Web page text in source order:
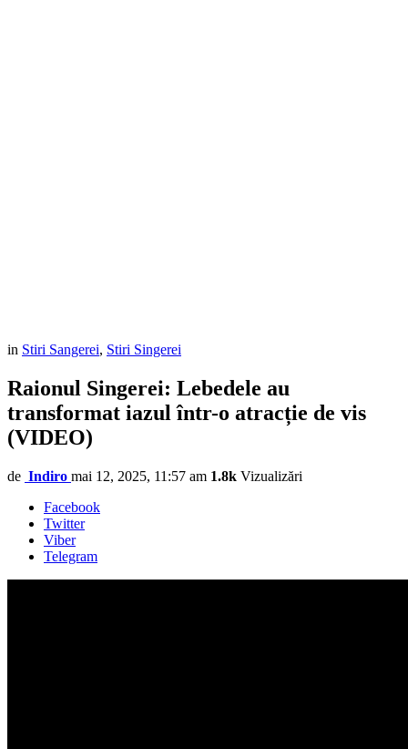
in Stiri Sangerei, Stiri Singerei
Raionul Singerei: Lebedele au
transformat iazul într-o atracție de vis
(VIDEO)
de Indiro mai 12, 2025, 11:57 am 1.8k Vizualizări
Facebook
Twitter
Viber
Telegram